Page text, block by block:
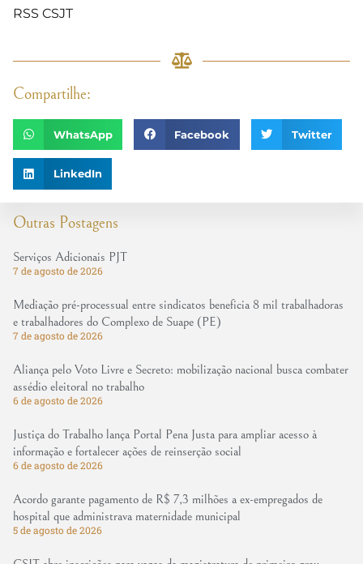
Outras Postagens
Serviços Adicionais PJT
7 de agosto de 2026
Mediação pré-processual entre sindicatos beneficia 8 mil trabalhadoras
e trabalhadores do Complexo de Suape (PE)
7 de agosto de 2026
Aliança pelo Voto Livre e Secreto: mobilização nacional busca combater
assédio eleitoral no trabalho
6 de agosto de 2026
Justiça do Trabalho lança Portal Pena Justa para ampliar acesso à
informação e fortalecer ações de reinserção social
6 de agosto de 2026
Acordo garante pagamento de R$ 7,3 milhões a ex-empregados de
hospital que administrava maternidade municipal
5 de agosto de 2026
RSS CSJT
Compartilhe:
WhatsApp Facebook Twitter
LinkedIn